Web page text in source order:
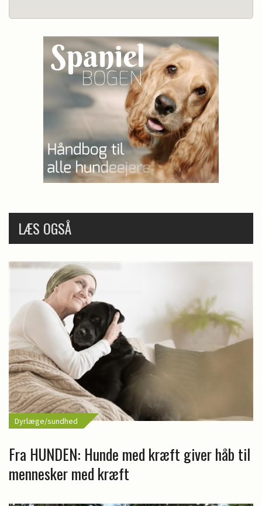
LÆS OGSÅ
Dyrlæge/sundhed
Fra HUNDEN: Hunde med kræft giver håb til
mennesker med kræft